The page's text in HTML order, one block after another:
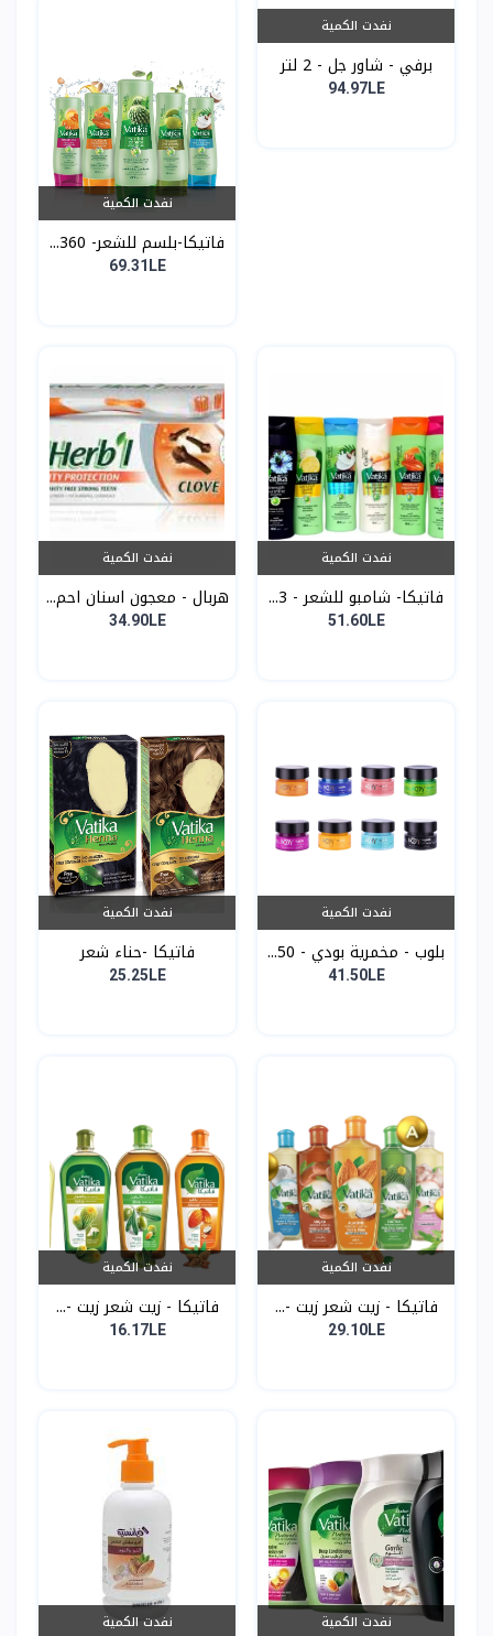
نفدت الكمية
برفي - شاور جل - 2 لتر
94.97LE
نفدت الكمية
فاتيكا-بلسم للشعر- 360...
69.31LE
نفدت الكمية
فاتيكا- شامبو للشعر - 3...
51.60LE
نفدت الكمية
هربال - معجون اسنان احم...
34.90LE
نفدت الكمية
بلوب - مخمرية بودي - 50...
41.50LE
نفدت الكمية
فاتيكا -حناء شعر
25.25LE
نفدت الكمية
فاتيكا - زيت شعر زيت -...
29.10LE
نفدت الكمية
فاتيكا - زيت شعر زيت -...
16.17LE
نفدت الكمية نفدت الكمية